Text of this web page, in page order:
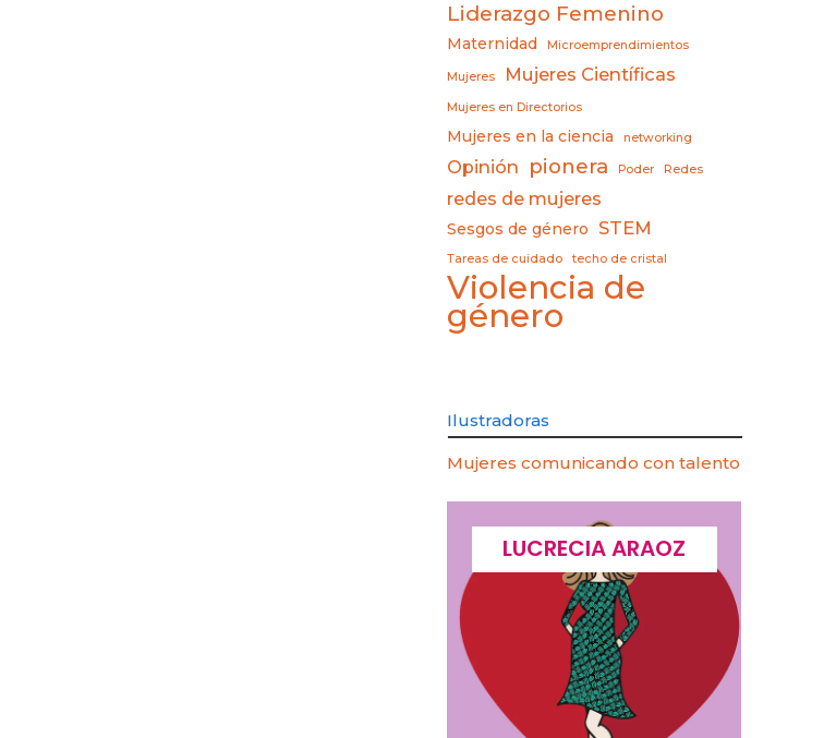
Liderazgo Femenino
Maternidad Microemprendimientos
Mujeres Mujeres Científicas
Mujeres en Directorios
Mujeres en la ciencia networking
Opinión pionera Poder Redes
redes de mujeres
Sesgos de género STEM
Tareas de cuidado techo de cristal
Violencia de
género
Ilustradoras
Mujeres comunicando con talento
LUCRECIA ARAOZ